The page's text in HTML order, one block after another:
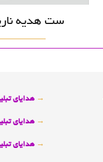
ست هدیه
→ هدایای
→ هدایای
→ هدایای